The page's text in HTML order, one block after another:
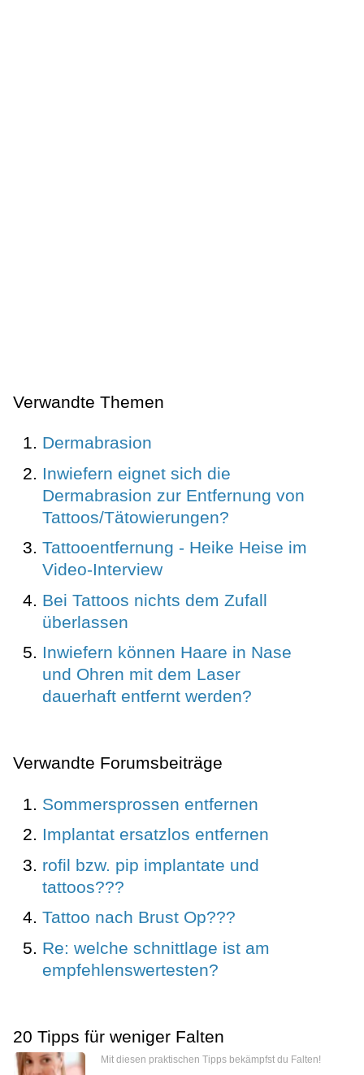
Verwandte Themen
Dermabrasion
Inwiefern eignet sich die
Dermabrasion zur Entfernung von
Tattoos/Tätowierungen?
Tattooentfernung - Heike Heise im
Video-Interview
Bei Tattoos nichts dem Zufall
überlassen
Inwiefern können Haare in Nase
und Ohren mit dem Laser
dauerhaft entfernt werden?
Verwandte Forumsbeiträge
Sommersprossen entfernen
Implantat ersatzlos entfernen
rofil bzw. pip implantate und
tattoos???
Tattoo nach Brust Op???
Re: welche schnittlage ist am
empfehlenswertesten?
20 Tipps für weniger Falten
Mit diesen praktischen Tipps bekämpfst du Falten!